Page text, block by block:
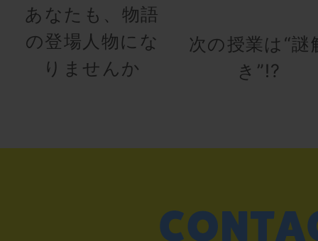
あなたも、物語
の登場人物にな
りませんか
次の授業は“謎
き”!?